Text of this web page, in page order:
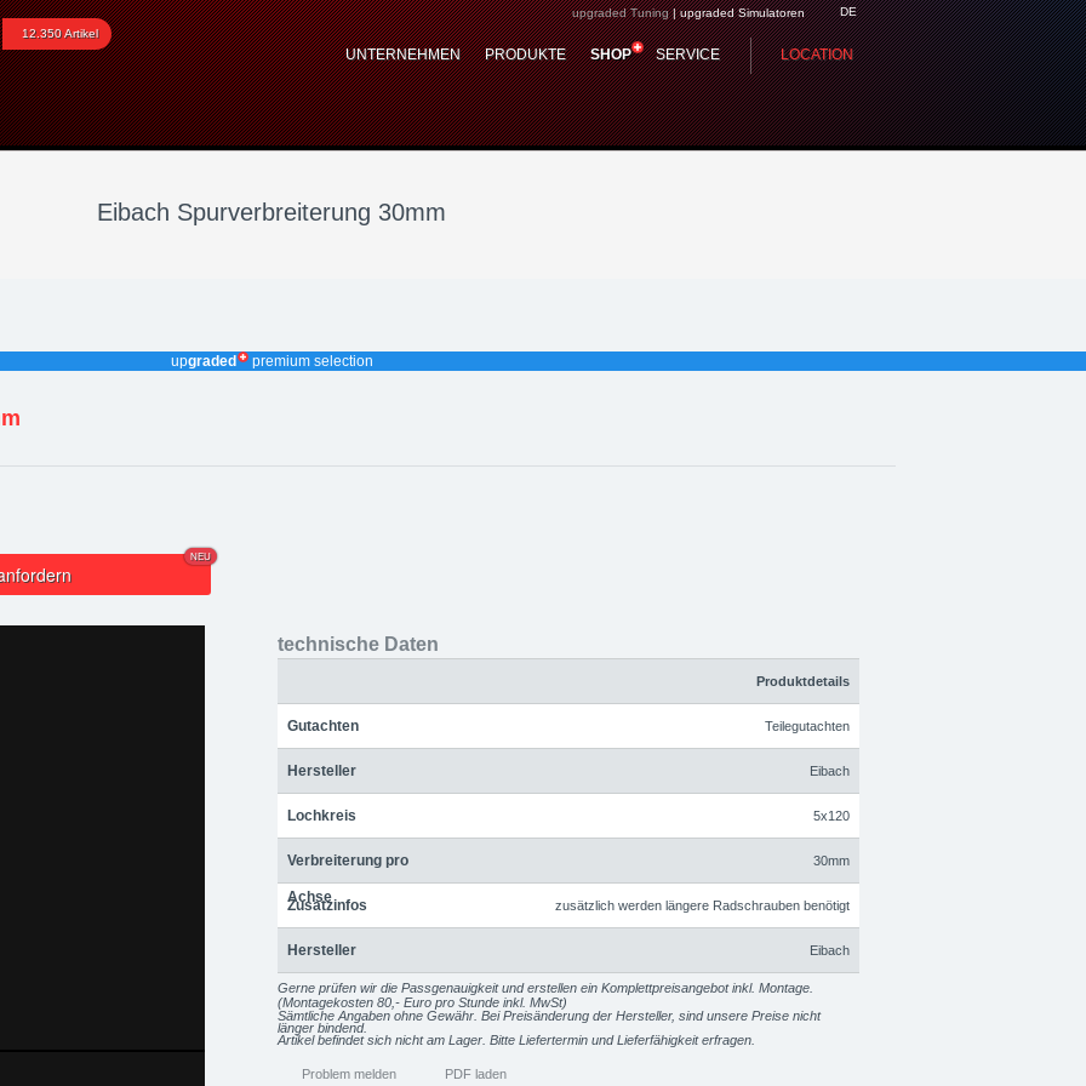
30mm S90-2-15-001
12.350 Artikel
DE
LOCATION
SERVICE
SHOP
PRODUKTE
UNTERNEHMEN
upgraded Tuning|upgraded Simulatoren
Eibach Spurverbreiterung 30mm
upgraded premium selection
NEU
technische Daten
Produktdetails
Teilegutachten
Gutachten
Eibach
Hersteller
5x120
Lochkreis
30mm
Verbreiterung pro
Achse zusätzlich werden längere Radschrauben benötigt
Zusatzinfos
Eibach
Hersteller
Gerne prüfen wir die Passgenauigkeit und erstellen ein Komplettpreisangebot inkl. Montage.
(Montagekosten 80,- Euro pro Stunde inkl. MwSt)
Sämtliche Angaben ohne Gewähr. Bei Preisänderung der Hersteller, sind unsere Preise nicht
länger bindend.
Artikel befindet sich nicht am Lager. Bitte Liefertermin und Lieferfähigkeit erfragen.
Problem melden PDF laden